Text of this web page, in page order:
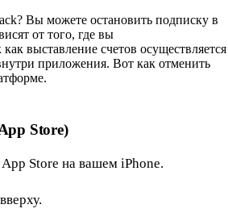
Вы можете остановить подписку в
от того, где вы
как выставление счетов осуществляется
приложения. Вот как отменить
Store)
Store на вашем iPhone.